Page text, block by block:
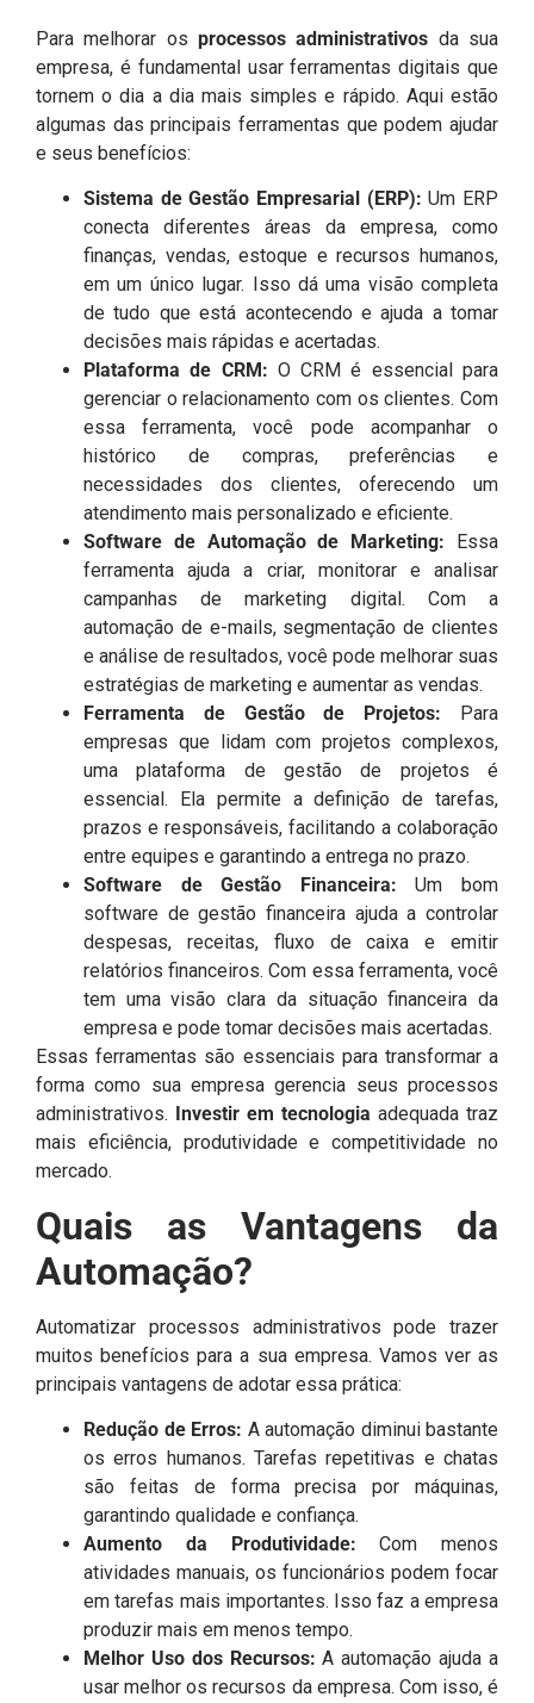
Para melhorar os processos administrativos da sua
empresa, é fundamental usar ferramentas digitais que
tornem o dia a dia mais simples e rápido. Aqui estão
algumas das principais ferramentas que podem ajudar
e seus benefícios:
Sistema de Gestão Empresarial (ERP): Um ERP
conecta diferentes áreas da empresa, como
finanças, vendas, estoque e recursos humanos,
em um único lugar. Isso dá uma visão completa
de tudo que está acontecendo e ajuda a tomar
decisões mais rápidas e acertadas.
Plataforma de CRM: O CRM é essencial para
gerenciar o relacionamento com os clientes. Com
essa ferramenta, você pode acompanhar o
histórico de compras, preferências e
necessidades dos clientes, oferecendo um
atendimento mais personalizado e eficiente.
Software de Automação de Marketing: Essa
ferramenta ajuda a criar, monitorar e analisar
campanhas de marketing digital. Com a
automação de e-mails, segmentação de clientes
e análise de resultados, você pode melhorar suas
estratégias de marketing e aumentar as vendas.
Ferramenta de Gestão de Projetos: Para
empresas que lidam com projetos complexos,
uma plataforma de gestão de projetos é
essencial. Ela permite a definição de tarefas,
prazos e responsáveis, facilitando a colaboração
entre equipes e garantindo a entrega no prazo.
Software de Gestão Financeira: Um bom
software de gestão financeira ajuda a controlar
despesas, receitas, fluxo de caixa e emitir
relatórios financeiros. Com essa ferramenta, você
tem uma visão clara da situação financeira da
empresa e pode tomar decisões mais acertadas.
Essas ferramentas são essenciais para transformar a
forma como sua empresa gerencia seus processos
administrativos.
Investir em tecnologia adequada traz
mais eficiência, produtividade e competitividade no
mercado.
Quais as Vantagens da
Automação?
Automatizar processos administrativos pode trazer
muitos benefícios para a sua empresa. Vamos ver as
principais vantagens de adotar essa prática:
Redução de Erros: A automação diminui bastante
os erros humanos. Tarefas repetitivas e chatas
são feitas de forma precisa por máquinas,
garantindo qualidade e confiança.
Aumento da Produtividade: Com menos
atividades manuais, os funcionários podem focar
em tarefas mais importantes. Isso faz a empresa
produzir mais em menos tempo.
Melhor Uso dos Recursos: A automação ajuda a
usar melhor os recursos da empresa. Com isso, é